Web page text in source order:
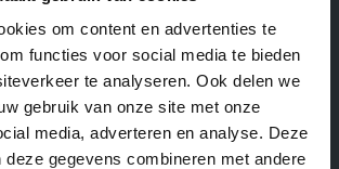
om content en advertenties te
functies voor social media te bieden
te analyseren. Ook delen we
gebruik van onze site met onze
media, adverteren en analyse. Deze
deze gegevens combineren met andere